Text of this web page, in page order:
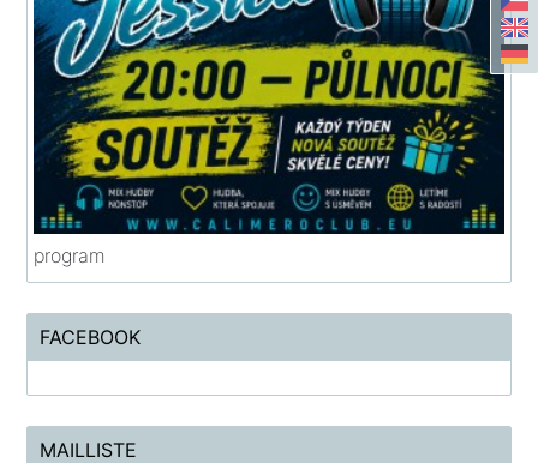
program
FACEBOOK
MAILLISTE